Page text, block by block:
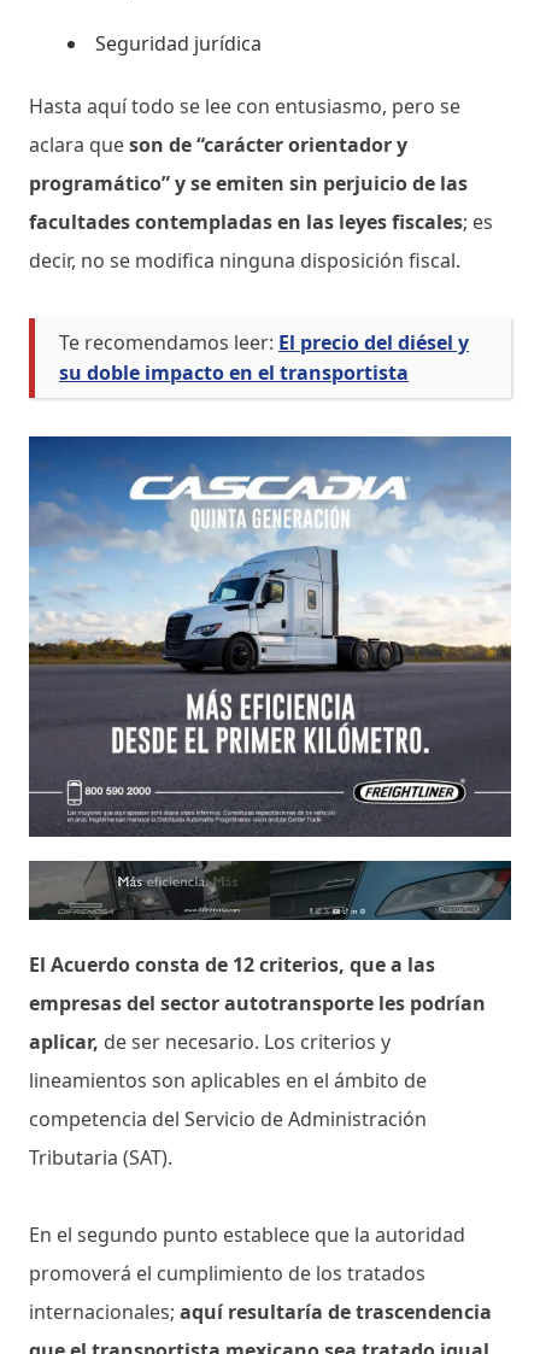
Seguridad jurídica
Hasta aquí todo se lee con entusiasmo, pero se
aclara queson de “carácter orientador y
programático” y se emiten sin perjuicio de las
facultades contempladas en las leyes fiscales; es
decir, no se modifica ninguna disposición fiscal.
Te recomendamos leer: El precio del diésel y
su doble impacto en el transportista
El Acuerdo consta de 12 criterios, que a las
empresas del sector autotransporte les podrían
aplicar, de ser necesario. Los criterios y
lineamientos son aplicables en el ámbito de
competencia del Servicio de Administración
Tributaria (SAT).
En el segundo punto establece que la autoridad
promoverá el cumplimiento de los tratados
internacionales; aquí resultaría de trascendencia